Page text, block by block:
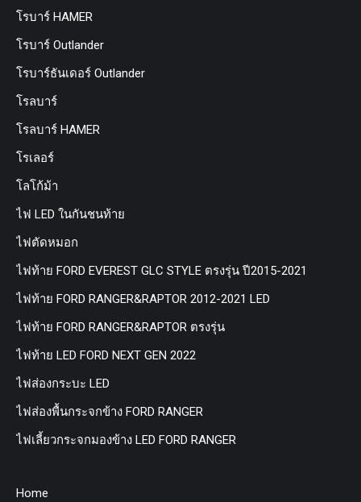
โรบาร์ HAMER
โรบาร์ Outlander
โรบาร์ธันเดอร์ Outlander
โรลบาร์
โรลบาร์ HAMER
โรเลอร์
โลโก้ม้า
ไฟ LED ในกันชนท้าย
ไฟตัดหมอก
ไฟท้าย FORD EVEREST GLC STYLE ตรงรุ่น ปี2015-2021
ไฟท้าย FORD RANGER&RAPTOR 2012-2021 LED
ไฟท้าย FORD RANGER&RAPTOR ตรงรุ่น
ไฟท้าย LED FORD NEXT GEN 2022
ไฟส่องกระบะ LED
ไฟส่องพื้นกระจกข้าง FORD RANGER
ไฟเลี้ยวกระจกมองข้าง LED FORD RANGER
Home